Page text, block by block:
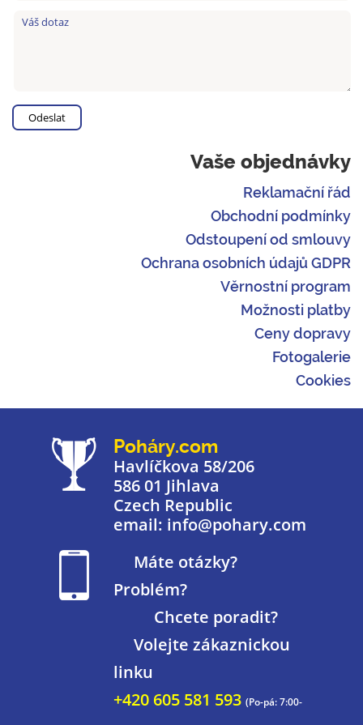
Vaše objednávky
Reklamační řád
Obchodní podmínky
Odstoupení od smlouvy
Ochrana osobních údajů GDPR
Věrnostní program
Možnosti platby
Ceny dopravy
Fotogalerie
Cookies
Poháry.com
Havlíčkova 58/206
586 01 Jihlava
Czech Republic
email: info@pohary.com
Máte otázky?
Problém?
Chcete poradit?
Volejte zákaznickou
linku
+420 605 581 593 (Po-pá: 7:00-